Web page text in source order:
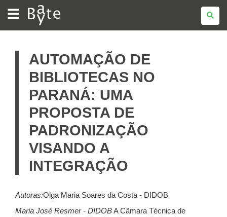
BATE
BYTE
AUTOMAÇÃO DE
BIBLIOTECAS NO
PARANÁ: UMA
PROPOSTA DE
PADRONIZAÇÃO
VISANDO A
INTEGRAÇÃO
Autoras:Olga Maria Soares da Costa - DIDOB
Maria José Resmer - DIDOBA Câmara Técnica de